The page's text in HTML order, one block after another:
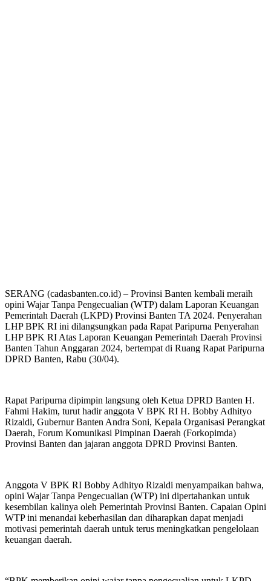
SERANG (cadasbanten.co.id) – Provinsi Banten kembali meraih
opini Wajar Tanpa Pengecualian (WTP) dalam Laporan Keuangan
Pemerintah Daerah (LKPD) Provinsi Banten TA 2024. Penyerahan
LHP BPK RI ini dilangsungkan pada Rapat Paripurna Penyerahan
LHP BPK RI Atas Laporan Keuangan Pemerintah Daerah Provinsi
Banten Tahun Anggaran 2024, bertempat di Ruang Rapat Paripurna
DPRD Banten, Rabu (30/04).
Rapat Paripurna dipimpin langsung oleh Ketua DPRD Banten H.
Fahmi Hakim, turut hadir anggota V BPK RI H. Bobby Adhityo
Rizaldi, Gubernur Banten Andra Soni, Kepala Organisasi Perangkat
Daerah, Forum Komunikasi Pimpinan Daerah (Forkopimda)
Provinsi Banten dan jajaran anggota DPRD Provinsi Banten.
Anggota V BPK RI Bobby Adhityo Rizaldi menyampaikan bahwa,
opini Wajar Tanpa Pengecualian (WTP) ini dipertahankan untuk
kesembilan kalinya oleh Pemerintah Provinsi Banten. Capaian Opini
WTP ini menandai keberhasilan dan diharapkan dapat menjadi
motivasi pemerintah daerah untuk terus meningkatkan pengelolaan
keuangan daerah.